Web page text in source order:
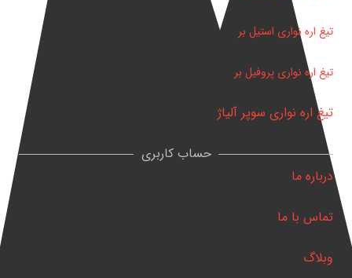
تیغ اره نواری استیل بر
تیغ اره نواری پروفیل بر
تیغ اره نواری سوپر آلیاژ
حساب کاربری
درباره ما
تماس با ما
وبلاگ